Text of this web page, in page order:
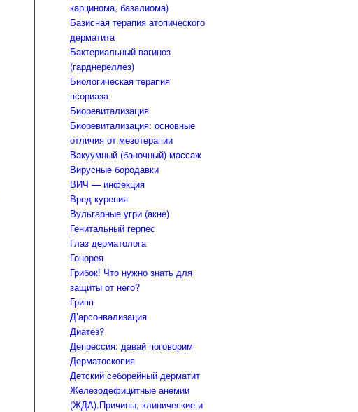
карцинома, базалиома)
Базисная терапия атопического
дерматита
Бактериальный вагиноз
(гарднереллез)
Биологическая терапия
псориаза
Биоревитализация
Биоревитализация: основные
отличия от мезотерапии
Вакуумный (баночный) массаж
Вирусные бородавки
ВИЧ — инфекция
Вред курения
Вульгарные угри (акне)
Генитальный герпес
Глаз дерматолога
Гонорея
Грибок! Что нужно знать для
защиты от него?
Грипп
Д’арсонвализация
Диатез?
Депрессия: давай поговорим
Дерматоскопия
Детский себорейный дерматит
Железодефицитные анемии
(ЖДА).Причины, клинические и